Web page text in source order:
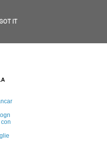
GOT IT